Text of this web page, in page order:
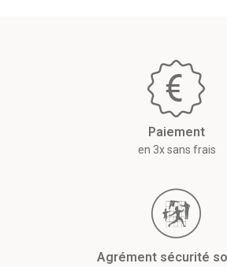
Paiement
en 3x sans frais
Agrément sécurité